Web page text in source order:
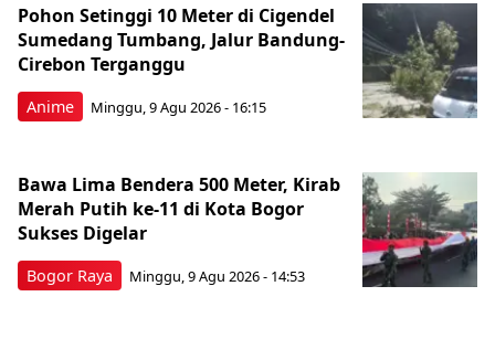
Anime
Pohon Setinggi 10 Meter di Cigendel
Sumedang Tumbang, Jalur Bandung-
Cirebon Terganggu
Minggu, 9 Agu 2026 - 16:15
Bogor Raya
Bawa Lima Bendera 500 Meter, Kirab
Merah Putih ke-11 di Kota Bogor
Sukses Digelar
Minggu, 9 Agu 2026 - 14:53